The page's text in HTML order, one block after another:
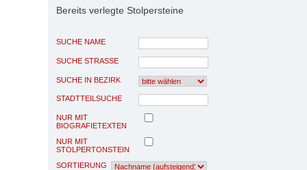
Bereits verlegte Stolpersteine
SUCHE NAME
SUCHE STRASSE
SUCHE IN BEZIRK
STADTTEILSUCHE
NUR MIT
BIOGRAFIETEXTEN
NUR MIT
STOLPERTONSTEIN
SORTIERUNG